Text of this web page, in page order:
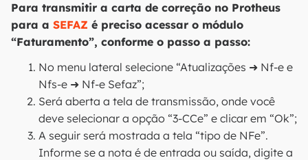
Para transmitir a carta de correção no Protheus
para a SEFAZ é preciso acessar o módulo
“Faturamento”, conforme o passo a passo:
No menu lateral selecione “Atualizações ➜ Nf-e e
Nfs-e ➜ Nf-e Sefaz”;
Será aberta a tela de transmissão, onde você
deve selecionar a opção “3-CCe” e clicar em “Ok”;
A seguir será mostrada a tela “tipo de NFe”.
Informe se a nota é de entrada ou saída, digite a